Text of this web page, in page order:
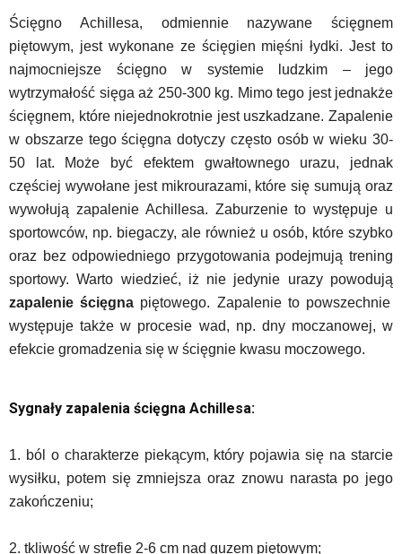
Ścięgno Achillesa, odmiennie nazywane ścięgnem
piętowym, jest wykonane ze ścięgien mięśni łydki. Jest to
najmocniejsze ścięgno w systemie ludzkim – jego
wytrzymałość sięga aż 250-300 kg. Mimo tego jest jednakże
ścięgnem, które niejednokrotnie jest uszkadzane. Zapalenie
w obszarze tego ścięgna dotyczy często osób w wieku 30-
50 lat. Może być efektem gwałtownego urazu, jednak
częściej wywołane jest mikrourazami, które się sumują oraz
wywołują zapalenie Achillesa. Zaburzenie to występuje u
sportowców, np. biegaczy, ale również u osób, które szybko
oraz bez odpowiedniego przygotowania podejmują trening
sportowy. Warto wiedzieć, iż nie jedynie urazy powodują
zapalenie ścięgna piętowego. Zapalenie to powszechnie
występuje także w procesie wad, np. dny moczanowej, w
efekcie gromadzenia się w ścięgnie kwasu moczowego.
Sygnały zapalenia ścięgna Achillesa:
1. ból o charakterze piekącym, który pojawia się na starcie
wysiłku, potem się zmniejsza oraz znowu narasta po jego
zakończeniu;
2. tkliwość w strefie 2-6 cm nad guzem piętowym;